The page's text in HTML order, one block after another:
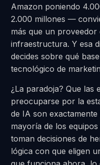
Amazon poniendo
2.000 millones —
más que un proveedor
infraestructura. Y esa
decides sobre qué
tecnológico de
¿La paradoja? Que las
preocuparse por la
de IA son
mayoría de los
toman decisiones de
lógica con que eligen